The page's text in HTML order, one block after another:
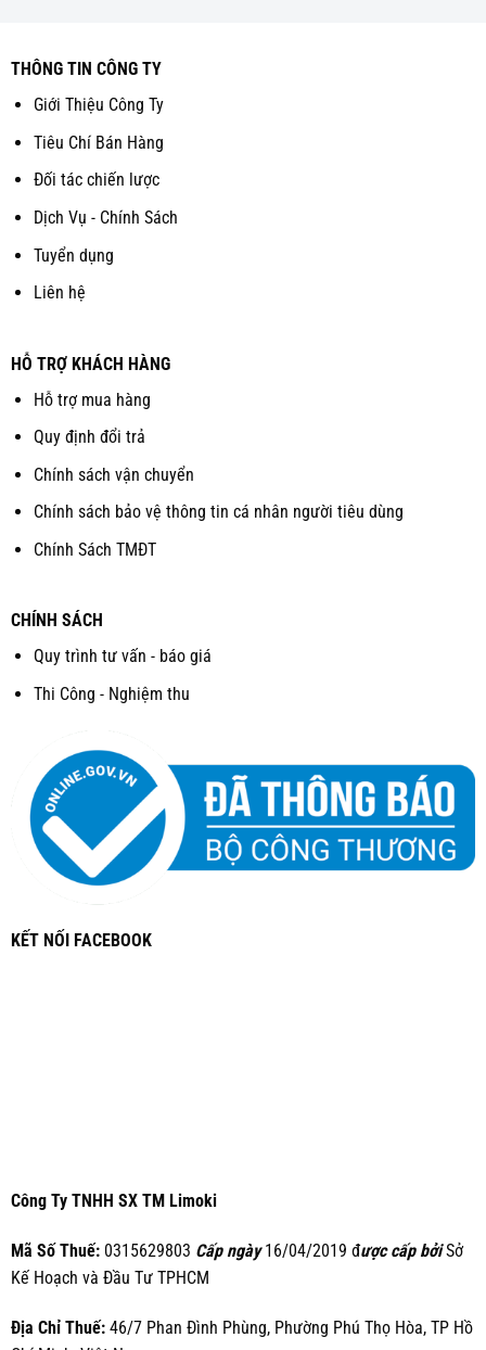
THÔNG TIN CÔNG TY
Giới Thiệu Công Ty
Tiêu Chí Bán Hàng
Đối tác chiến lược
Dịch Vụ - Chính Sách
Tuyển dụng
Liên hệ
HỖ TRỢ KHÁCH HÀNG
Hỗ trợ mua hàng
Quy định đổi trả
Chính sách vận chuyển
Chính sách bảo vệ thông tin cá nhân người tiêu dùng
Chính Sách TMĐT
CHÍNH SÁCH
Quy trình tư vấn - báo giá
Thi Công - Nghiệm thu
KẾT NỐI FACEBOOK
Công Ty TNHH SX TM Limoki
Mã Số Thuế:0315629803 Cấp ngày16/04/2019 được cấp bởiSở
Kế Hoạch và Đầu Tư TPHCM
Địa Chỉ Thuế:46/7 Phan Đình Phùng, Phường Phú Thọ Hòa, TP Hồ